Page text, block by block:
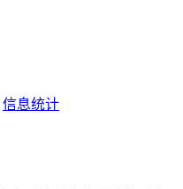
信息统计